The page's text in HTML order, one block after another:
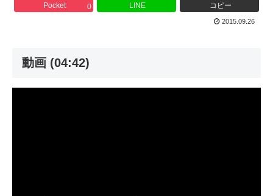
Pocket 0 LINE コピー
2015.09.26
動画 (04:42)